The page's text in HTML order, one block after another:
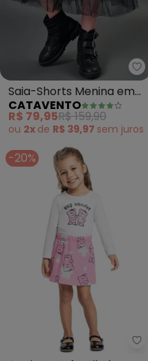
Saia-Shorts Menina em
Tule e Moletom (Preto)
CATAVENTO
R$ 79,95R$ 159,90
ou 2x de R$ 39,97 sem juros
-20%